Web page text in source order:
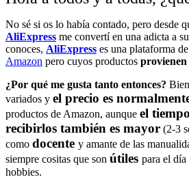
No sé si os lo había contado, pero desde
AliExpress me convertí en una adicta a
conoces, AliExpress es una plataforma
Amazon pero cuyos productos
¿Por qué me gusta tanto entonces?
variados y el precio es
productos de Amazon, aunque el
recibirlos también es mayor (2-3
como docente y amante de las
siempre cositas que son útiles para el día
hobbies.